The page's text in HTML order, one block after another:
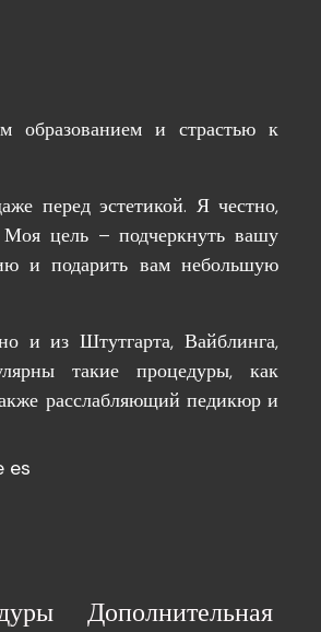
и страстью к
перед эстетикой. Я честно,
Моя цель – подчеркнуть вашу
и подарить вам небольшую
и из Штутгарта, Вайблинга,
такие процедуры, как
расслабляющий педикюр и
es
Дополнительная